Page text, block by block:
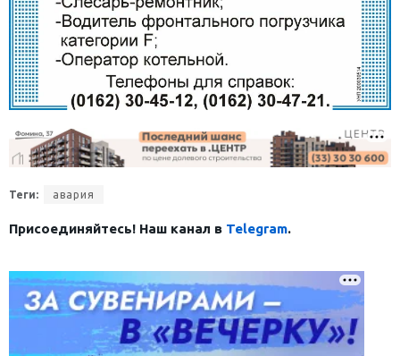
Теги: авария
Присоединяйтесь! Наш канал в Telegram.